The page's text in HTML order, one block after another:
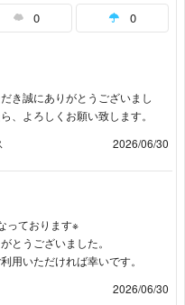
0 0
き誠にありがとうございまし
、よろしくお願い致します。
2026/06/30
っております※
とうございました。
用いただければ幸いです。
2026/06/30